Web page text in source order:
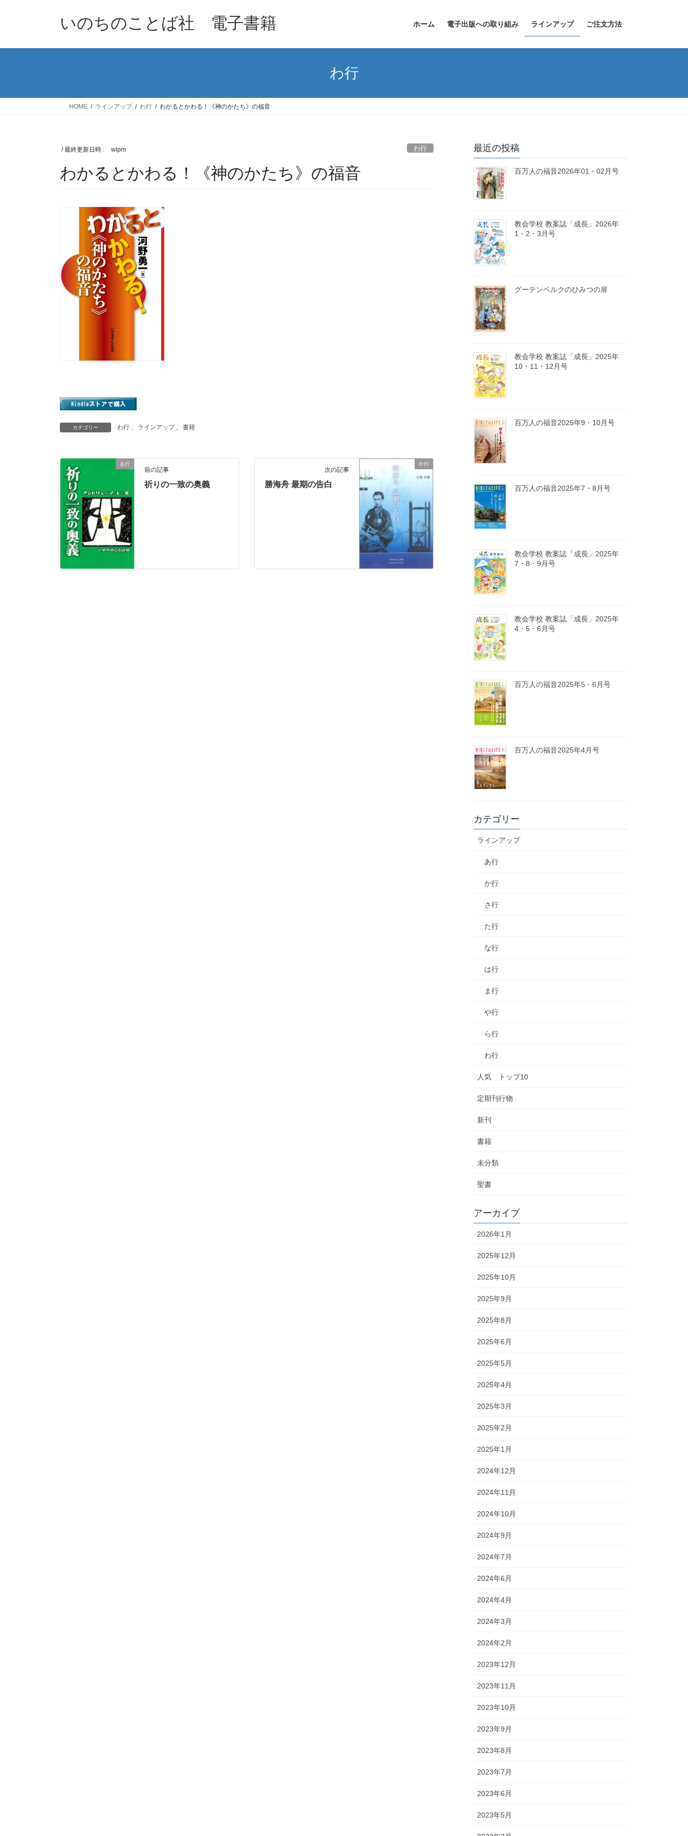
いのちのことば社 電子書籍 ホーム 電子出版への取り組み ラインアップ ご注文方法
わ行
HOME ラインアップ わ行 わかるとかわる！《神のかたち》の福音
/ 最終更新日時 : wlpm わ行
わかるとかわる！《神のかたち》の福音
カテゴリー わ行 ラインアップ 書籍
あ行
前の記事
祈りの一致の奥義
か行
次の記事
勝海舟 最期の告白
最近の投稿
百万人の福音2026年01・02月号
教会学校 教案誌「成長」2026年
1・2・3月号
グーテンベルクのひみつの扉
教会学校 教案誌「成長」2025年
10・11・12月号
百万人の福音2025年9・10月号
百万人の福音2025年7・8月号
教会学校 教案誌「成長」2025年
7・8・9月号
教会学校 教案誌「成長」2025年
4・5・6月号
百万人の福音2025年5・6月号
百万人の福音2025年4月号
カテゴリー
ラインアップ
あ行
か行
さ行
た行
な行
は行
ま行
や行
ら行
わ行
人気 トップ10
定期刊行物
新刊
書籍
未分類
聖書
アーカイブ
2026年1月
2025年12月
2025年10月
2025年9月
2025年8月
2025年6月
2025年5月
2025年4月
2025年3月
2025年2月
2025年1月
2024年12月
2024年11月
2024年10月
2024年9月
2024年7月
2024年6月
2024年4月
2024年3月
2024年2月
2023年12月
2023年11月
2023年10月
2023年9月
2023年8月
2023年7月
2023年6月
2023年5月